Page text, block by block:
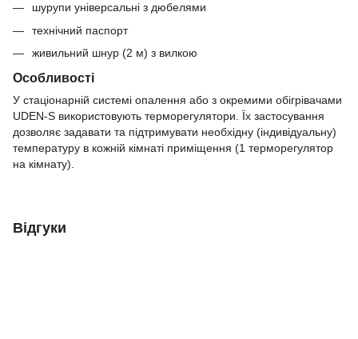
шурупи універсальні з дюбелями
технічний паспорт
живильний шнур (2 м) з вилкою
Особливості
У стаціонарній системі опалення або з окремими обігрівачами
UDEN-S використовують терморегулятори. Їх застосування
дозволяє задавати та підтримувати необхідну (індивідуальну)
температуру в кожній кімнаті приміщення (1 терморегулятор
на кімнату).
Відгуки